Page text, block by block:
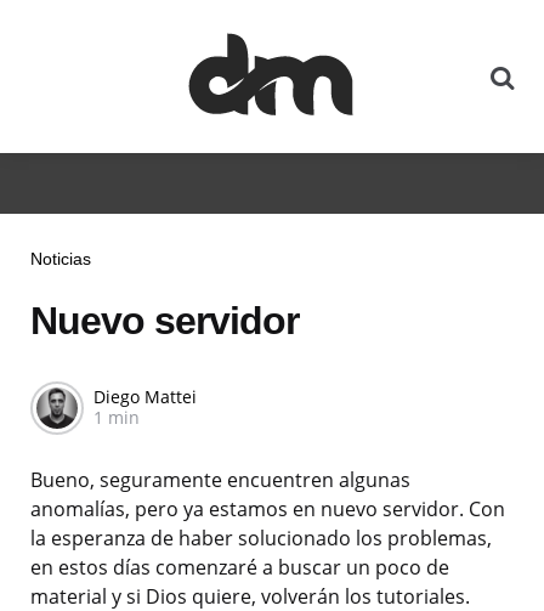
Noticias
Nuevo servidor
Diego Mattei
1 min
Bueno, seguramente encuentren algunas
anomalías, pero ya estamos en nuevo servidor. Con
la esperanza de haber solucionado los problemas,
en estos días comenzaré a buscar un poco de
material y si Dios quiere, volverán los tutoriales.